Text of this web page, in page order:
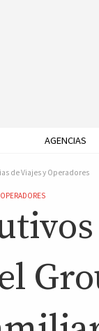
AGENCIAS
de Viajes y Operadores